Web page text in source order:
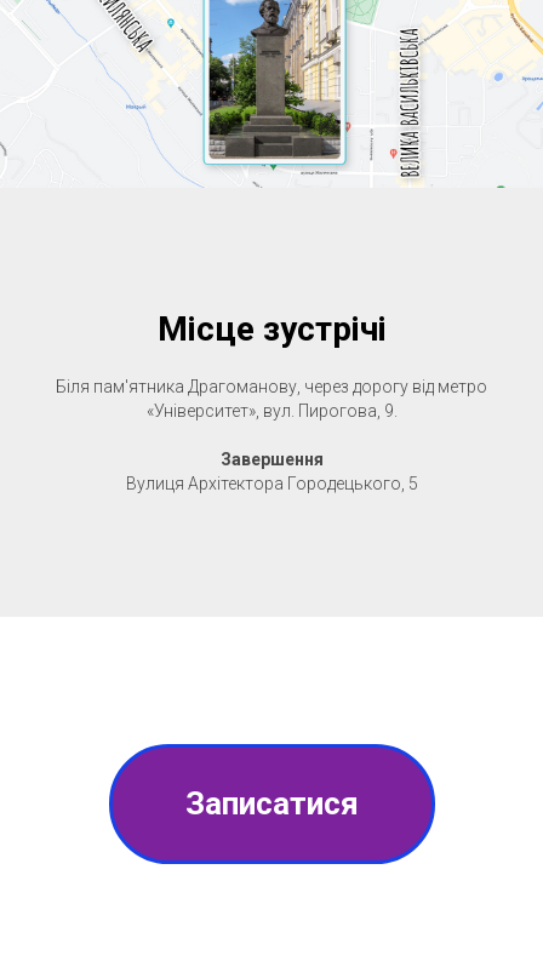
Місце зустрічі
Біля пам'ятника Драгоманову, через дорогу від метро
«Університет», вул. Пирогова, 9.
Завершення
Вулиця Архітектора Городецького, 5
Записатися